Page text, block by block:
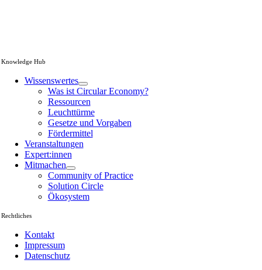
Knowledge Hub
Wissenswertes
Was ist Circular Economy?
Ressourcen
Leuchttürme
Gesetze und Vorgaben
Fördermittel
Veranstaltungen
Expert:innen
Mitmachen
Community of Practice
Solution Circle
Ökosystem
Rechtliches
Kontakt
Impressum
Datenschutz